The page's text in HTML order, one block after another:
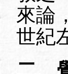
來論
世紀